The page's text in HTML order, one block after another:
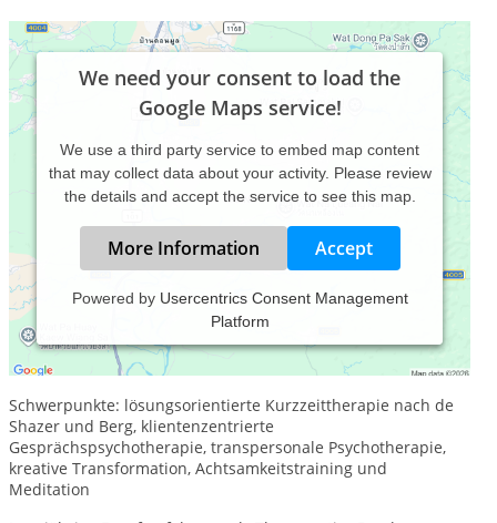
We need your consent to load the
Google Maps service!
We use a third party service to embed map content
that may collect data about your activity. Please review
the details and accept the service to see this map.
More Information Accept
Powered by Usercentrics Consent Management
Platform
"Sei Du selbst" - dies ist meine Maxime.
Praxis für Psychotherapie, Coaching, Unternehmerberatung
Schwerpunkte: lösungsorientierte Kurzzeittherapie nach de
Shazer und Berg, klientenzentrierte
Gesprächspsychotherapie, transpersonale Psychotherapie,
kreative Transformation, Achtsamkeitstraining und
Meditation